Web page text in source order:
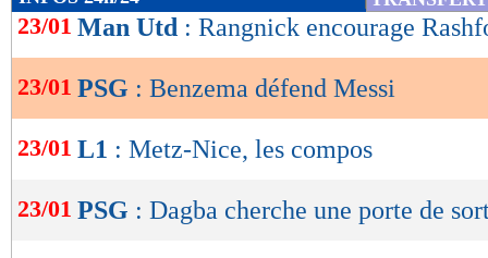
de
OK
23/01 Man Utd : Rangnick encourage
23/01 PSG : Benzema défend Messi
23/01 L1 : Metz-Nice, les compos
23/01 PSG : Dagba cherche une porte de